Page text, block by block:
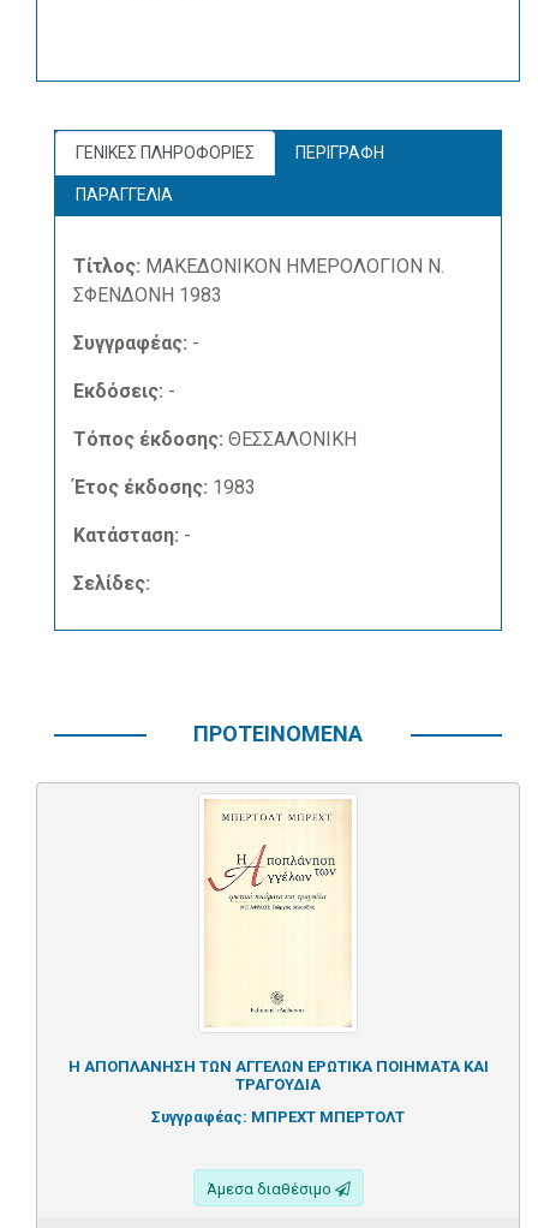
ΓΕΝΙΚΕΣ ΠΛΗΡΟΦΟΡΙΕΣ ΠΕΡΙΓΡΑΦΗ
ΠΑΡΑΓΓΕΛΙΑ
Τίτλος: ΜΑΚΕΔΟΝΙΚΟΝ ΗΜΕΡΟΛΟΓΙΟΝ Ν.
ΣΦΕΝΔΟΝΗ 1983
Συγγραφέας: -
Εκδόσεις: -
Τόπος έκδοσης: ΘΕΣΣΑΛΟΝΙΚΗ
Έτος έκδοσης: 1983
Κατάσταση: -
Σελίδες:
ΠΡΟΤΕΙΝΟΜΕΝΑ
Η ΑΠΟΠΛΑΝΗΣΗ ΤΩΝ ΑΓΓΕΛΩΝ ΕΡΩΤΙΚΑ ΠΟΙΗΜΑΤΑ ΚΑΙ
ΤΡΑΓΟΥΔΙΑ
Συγγραφέας: ΜΠΡΕΧΤ ΜΠΕΡΤΟΛΤ
Άμεσα διαθέσιμο